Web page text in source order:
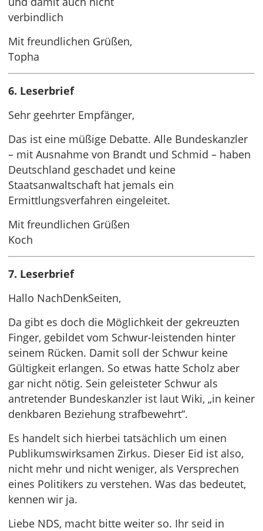
verbindlich
Mit freundlichen Grüßen,
Topha
6. Leserbrief
Sehr geehrter Empfänger,
Das ist eine müßige Debatte. Alle Bundeskanzler
– mit Ausnahme von Brandt und Schmid – haben
Deutschland geschadet und keine
Staatsanwaltschaft hat jemals ein
Ermittlungsverfahren eingeleitet.
Mit freundlichen Grüßen
Koch
7. Leserbrief
Hallo NachDenkSeiten,
Da gibt es doch die Möglichkeit der gekreuzten
Finger, gebildet vom Schwur-leistenden hinter
seinem Rücken. Damit soll der Schwur keine
Gültigkeit erlangen. So etwas hatte Scholz aber
gar nicht nötig. Sein geleisteter Schwur als
antretender Bundeskanzler ist laut Wiki, „in keiner
denkbaren Beziehung strafbewehrt“.
Es handelt sich hierbei tatsächlich um einen
Publikumswirksamen Zirkus. Dieser Eid ist also,
nicht mehr und nicht weniger, als Versprechen
eines Politikers zu verstehen. Was das bedeutet,
kennen wir ja.
Liebe NDS, macht bitte weiter so. Ihr seid in